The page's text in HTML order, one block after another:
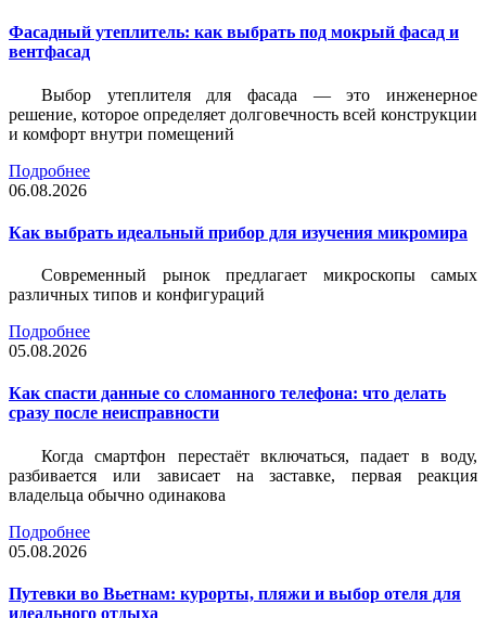
Фасадный утеплитель: как выбрать под мокрый фасад и
вентфасад
Выбор утеплителя для фасада — это инженерное
решение, которое определяет долговечность всей конструкции
и комфорт внутри помещений
Подробнее
06.08.2026
Как выбрать идеальный прибор для изучения микромира
Современный рынок предлагает микроскопы самых
различных типов и конфигураций
Подробнее
05.08.2026
Как спасти данные со сломанного телефона: что делать
сразу после неисправности
Когда смартфон перестаёт включаться, падает в воду,
разбивается или зависает на заставке, первая реакция
владельца обычно одинакова
Подробнее
05.08.2026
Путевки во Вьетнам: курорты, пляжи и выбор отеля для
идеального отдыха